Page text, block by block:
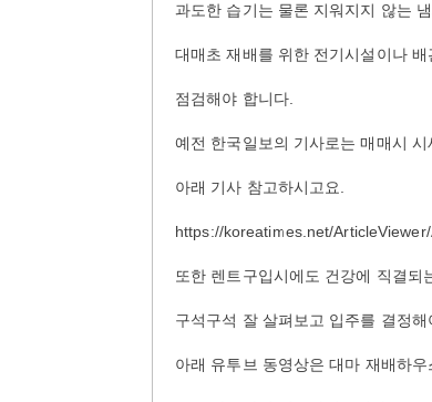
과도한 습기는 물론 지워지지 않는
대매초 재배를 위한 전기시설이나
점검해야 합니다.
예전 한국일보의 기사로는 매매시
아래 기사 참고하시고요.
https://koreatimes.net/
또한 렌트구입시에도 건강에 직결
구석구석 잘 살펴보고 입주를 결정해
아래 유투브 동영상은 대마 재배하